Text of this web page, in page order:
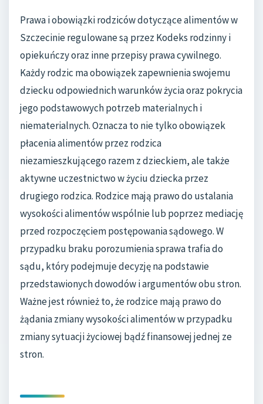
Prawa i obowiązki rodziców dotyczące alimentów w
Szczecinie regulowane są przez Kodeks rodzinny i
opiekuńczy oraz inne przepisy prawa cywilnego.
Każdy rodzic ma obowiązek zapewnienia swojemu
dziecku odpowiednich warunków życia oraz pokrycia
jego podstawowych potrzeb materialnych i
niematerialnych. Oznacza to nie tylko obowiązek
płacenia alimentów przez rodzica
niezamieszkującego razem z dzieckiem, ale także
aktywne uczestnictwo w życiu dziecka przez
drugiego rodzica. Rodzice mają prawo do ustalania
wysokości alimentów wspólnie lub poprzez mediację
przed rozpoczęciem postępowania sądowego. W
przypadku braku porozumienia sprawa trafia do
sądu, który podejmuje decyzję na podstawie
przedstawionych dowodów i argumentów obu stron.
Ważne jest również to, że rodzice mają prawo do
żądania zmiany wysokości alimentów w przypadku
zmiany sytuacji życiowej bądź finansowej jednej ze
stron.